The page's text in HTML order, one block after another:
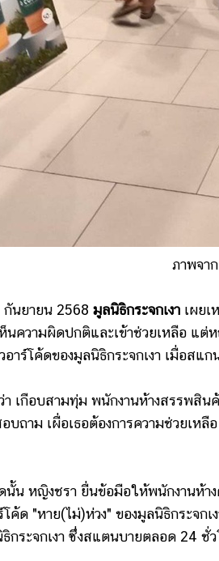
ภาพจา
ายน 2568 มูลนิธิกระจกเงา เผย
นความผิดปกติและเข้าช่วยเหลือ แ
าร์โค้ดของมูลนิธิกระจกเงา เมื่อสแ
อบสามทุ่ม พนักงานห้างสรรพสินค้
อบถาม เผื่อเธอต้องการความช่วยเ
งชรา ยื่นข้อมือให้พนักงานห้างดู
ค้ด "หาย(ไม่)ห่วง" ของมูลนิธิกระจก
กระจกเงา ซึ่งสแตนบายตลอด 24 ชั่ว